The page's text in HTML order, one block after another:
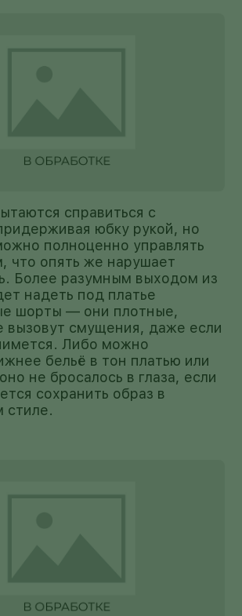
справиться с
юбку рукой, но
полноценно управлять
что опять же нарушает
Более разумным выходом из
надеть под платье
шорты — они плотные,
вызовут смущения, даже если
Либо можно
бельё в тон платью или
не бросалось в глаза, если
сохранить образ в
стиле.